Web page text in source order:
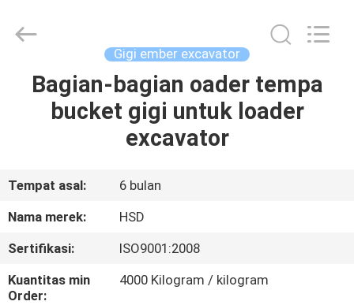
RUMAH
TENTANG
KAMI
TUR
PABRIK
Spare
Parts
Gigi ember excavator
Bagian-bagian oader tempa
bucket gigi untuk loader
excavator
Tempat asal:
6 bulan
Nama merek:
HSD
Sertifikasi:
ISO9001:2008
Kuantitas min
Order:
4000 Kilogram / kilogram